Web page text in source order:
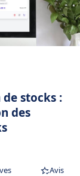
stocks :
des
Avis